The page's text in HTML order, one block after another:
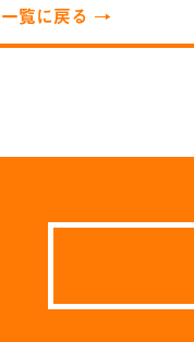
覧に戻る →